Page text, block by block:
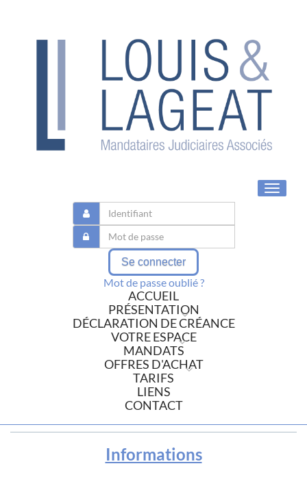
Toggle
Se connecter
Mot de passe oublié ?
ACCUEIL
PRÉSENTATION
DÉCLARATION DE CRÉANCE
VOTRE ESPACE
MANDATS
OFFRES D'ACHAT
TARIFS
LIENS
CONTACT
Informations